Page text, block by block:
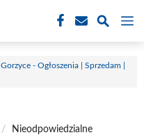
Gorzyce - Ogłoszenia | Sprzedam |
/
Nieodpowiedzialne